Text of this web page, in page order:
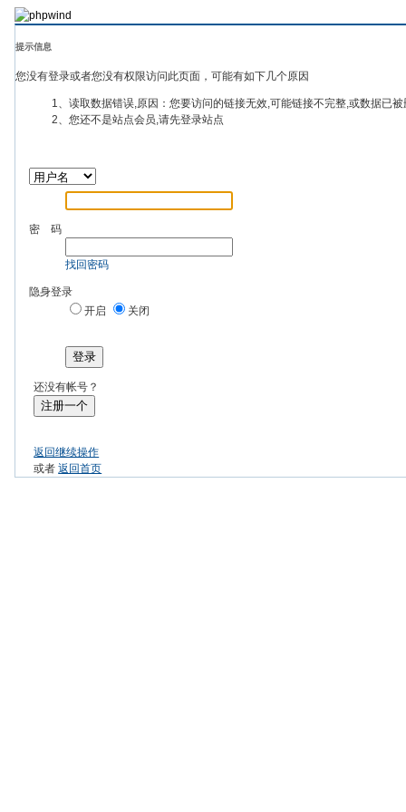
提示信息
您没有登录或者您没有权限访问此页面，可能有如下几个原因
1、读取数据错误,原因：您要访问的链接无效,可能链接不完整,或数据已
2、您还不是站点会员,请先登录站点
密 码
找回密码
隐身登录
开启
关闭
登录
还没有帐号？
注册一个
返回继续操作
或者返回首页